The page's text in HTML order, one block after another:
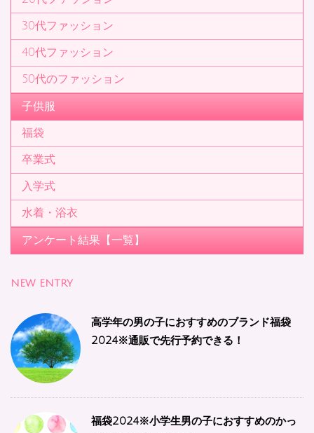
30代ファッション
40代ファッション
50代のファッション
子供服
福袋
卒業式
入学式
水着・浴衣
アンケート結果【一覧】
NEW ENTRY
高学年の男の子におすすめのブランド福袋
2024※通販で先行予約できる！
福袋2024※小学生男の子におすすめのかっ